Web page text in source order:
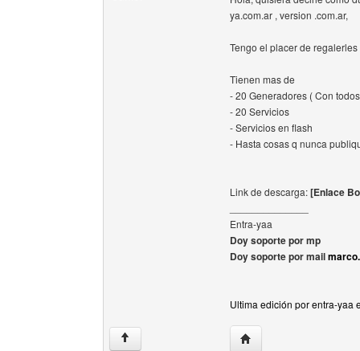
ya.com.ar , version .com.ar,
Tengo el placer de
Tienen mas de
- 20 Generadores ( Con
- 20 Servicios
- Servicios en flash
- Hasta cosas q nunca
Link de descarga:[Enlace
Entra-yaa
Doy soporte por mp
Doy soporte por mail
Ultima edición por entra-yaa
↑ Visitar sitio web del